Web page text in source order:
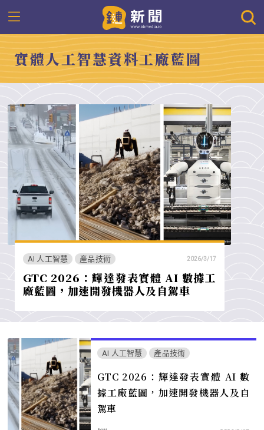
實體人工智慧資料工廠藍圖
AI 人工智慧 產品技術 2026/3/17
GTC 2026：輝達發表實體 AI 數據工
廠藍圖，加速開發機器人及自駕車
AI 人工智慧 產品技術
GTC 2026：輝達發表實體 AI 數
據工廠藍圖，加速開發機器人及自
駕車